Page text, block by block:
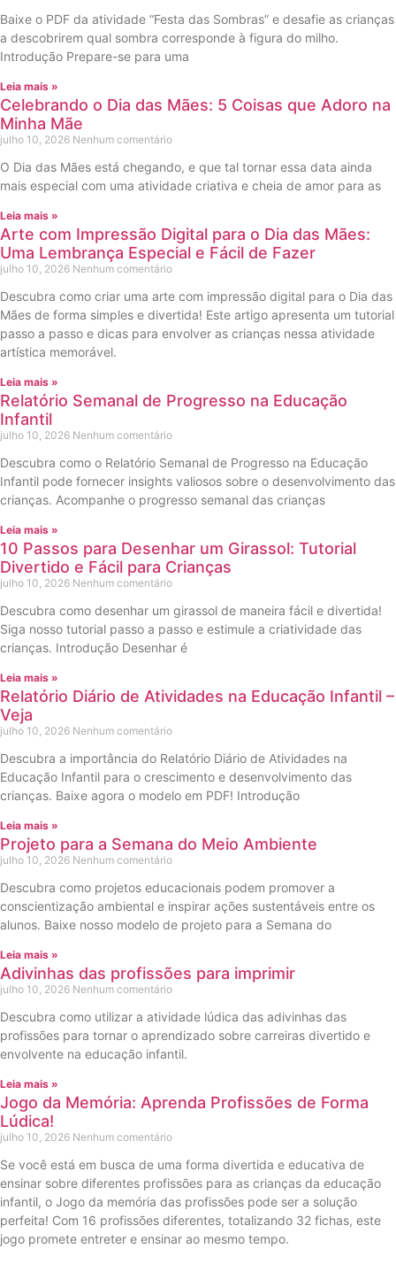
Baixe o PDF da atividade “Festa das Sombras” e desafie as crianças
a descobrirem qual sombra corresponde à figura do milho.
Introdução Prepare-se para uma
Leia mais »
Celebrando o Dia das Mães: 5 Coisas que Adoro na
Minha Mãe
julho 10, 2026 Nenhum comentário
O Dia das Mães está chegando, e que tal tornar essa data ainda
mais especial com uma atividade criativa e cheia de amor para as
Leia mais »
Arte com Impressão Digital para o Dia das Mães:
Uma Lembrança Especial e Fácil de Fazer
julho 10, 2026 Nenhum comentário
Descubra como criar uma arte com impressão digital para o Dia das
Mães de forma simples e divertida! Este artigo apresenta um tutorial
passo a passo e dicas para envolver as crianças nessa atividade
artística memorável.
Leia mais »
Relatório Semanal de Progresso na Educação
Infantil
julho 10, 2026 Nenhum comentário
Descubra como o Relatório Semanal de Progresso na Educação
Infantil pode fornecer insights valiosos sobre o desenvolvimento das
crianças. Acompanhe o progresso semanal das crianças
Leia mais »
10 Passos para Desenhar um Girassol: Tutorial
Divertido e Fácil para Crianças
julho 10, 2026 Nenhum comentário
Descubra como desenhar um girassol de maneira fácil e divertida!
Siga nosso tutorial passo a passo e estimule a criatividade das
crianças. Introdução Desenhar é
Leia mais »
Relatório Diário de Atividades na Educação Infantil –
Veja
julho 10, 2026 Nenhum comentário
Descubra a importância do Relatório Diário de Atividades na
Educação Infantil para o crescimento e desenvolvimento das
crianças. Baixe agora o modelo em PDF! Introdução
Leia mais »
Projeto para a Semana do Meio Ambiente
julho 10, 2026 Nenhum comentário
Descubra como projetos educacionais podem promover a
conscientização ambiental e inspirar ações sustentáveis entre os
alunos. Baixe nosso modelo de projeto para a Semana do
Leia mais »
Adivinhas das profissões para imprimir
julho 10, 2026 Nenhum comentário
Descubra como utilizar a atividade lúdica das adivinhas das
profissões para tornar o aprendizado sobre carreiras divertido e
envolvente na educação infantil.
Leia mais »
Jogo da Memória: Aprenda Profissões de Forma
Lúdica!
julho 10, 2026 Nenhum comentário
Se você está em busca de uma forma divertida e educativa de
ensinar sobre diferentes profissões para as crianças da educação
infantil, o Jogo da memória das profissões pode ser a solução
perfeita! Com 16 profissões diferentes, totalizando 32 fichas, este
jogo promete entreter e ensinar ao mesmo tempo.